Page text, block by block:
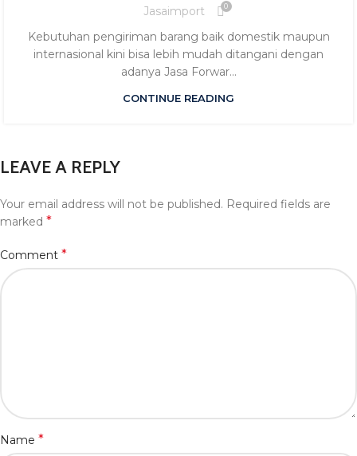
Jasaimport 0
Kebutuhan pengiriman barang baik domestik maupun
internasional kini bisa lebih mudah ditangani dengan
adanya Jasa Forwar...
CONTINUE READING
LEAVE A REPLY
Your email address will not be published. Required fields are
marked *
Comment *
Name *